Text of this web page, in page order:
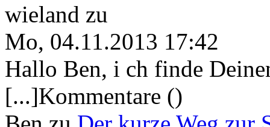
wieland zu
Mo, 04.11.2013 17:42
Hallo Ben, i ch finde
[...]Kommentare ()